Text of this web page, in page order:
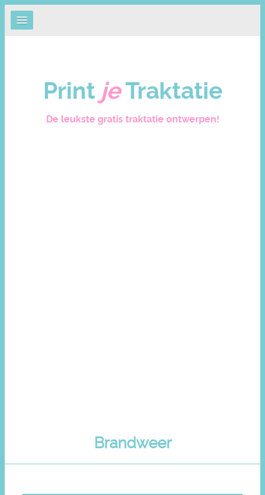
Print je Traktatie
De leukste gratis traktatie ontwerpen!
Brandweer